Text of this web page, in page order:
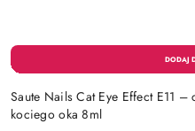
Saute Nails Cat Eye Effect E11 –
kociego oka 8ml